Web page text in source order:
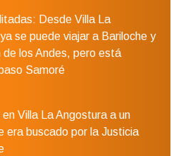
Desde Villa La
se puede viajar a Bariloche y
de los Andes, pero está
Samoré
en Villa La Angostura a un
era buscado por la Justicia